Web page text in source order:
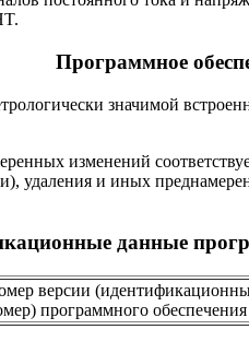
Программное
значимой
изменений
удаления и иных
данные
версии
программного